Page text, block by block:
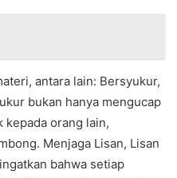
antara lain: Bersyukur,
bukan hanya mengucap
kepada orang lain,
Menjaga Lisan, Lisan
bahwa setiap